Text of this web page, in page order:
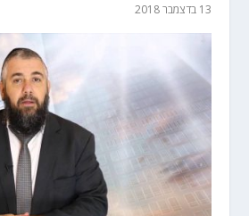
13 בדצמבר 2018